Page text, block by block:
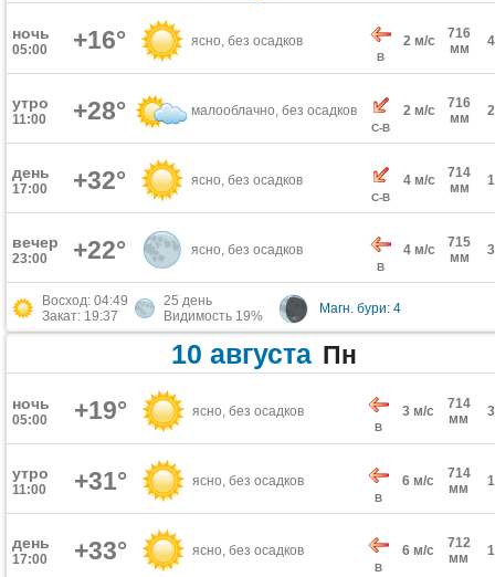
ночь
05:00 +16° ясно, без осадков
В
2 м/с
716
мм
утро
11:00 +28° малооблачно, без осадков
С-В
2 м/с
716
мм
день
17:00 +32° ясно, без осадков
С-В
4 м/с
714
мм
вечер
23:00 +22° ясно, без осадков
В
4 м/с
715
мм
Восход: 04:49
Закат: 19:37
25 день
Видимость 19%
Магн. бури: 4
10 августа Пн
ночь
05:00 +19° ясно, без осадков
В
3 м/с
714
мм
утро
11:00 +31° ясно, без осадков
В
6 м/с
714
мм
день
17:00 +33° ясно, без осадков
В
6 м/с
712
мм